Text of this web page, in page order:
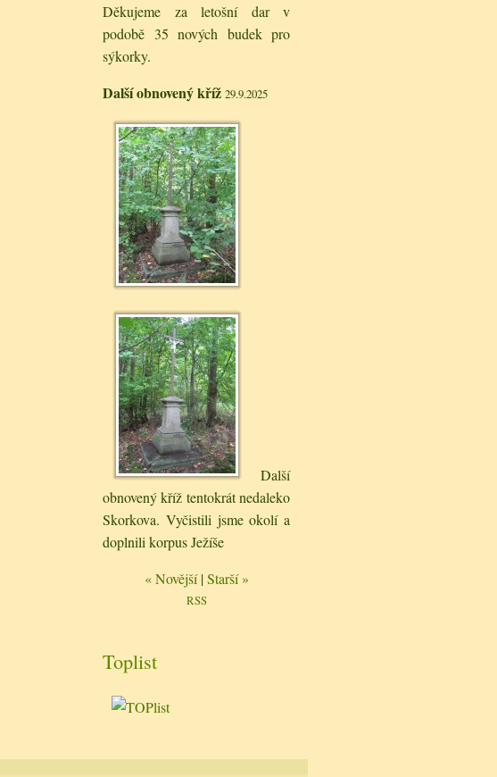
Děkujeme za letošní dar v
podobě 35 nových budek pro
sýkorky.
Další obnovený kříž 29.9.2025
Další
obnovený kříž tentokrát nedaleko
Skorkova. Vyčistili jsme okolí a
doplnili korpus Ježíše
« Novější|Starší »
RSS
Toplist